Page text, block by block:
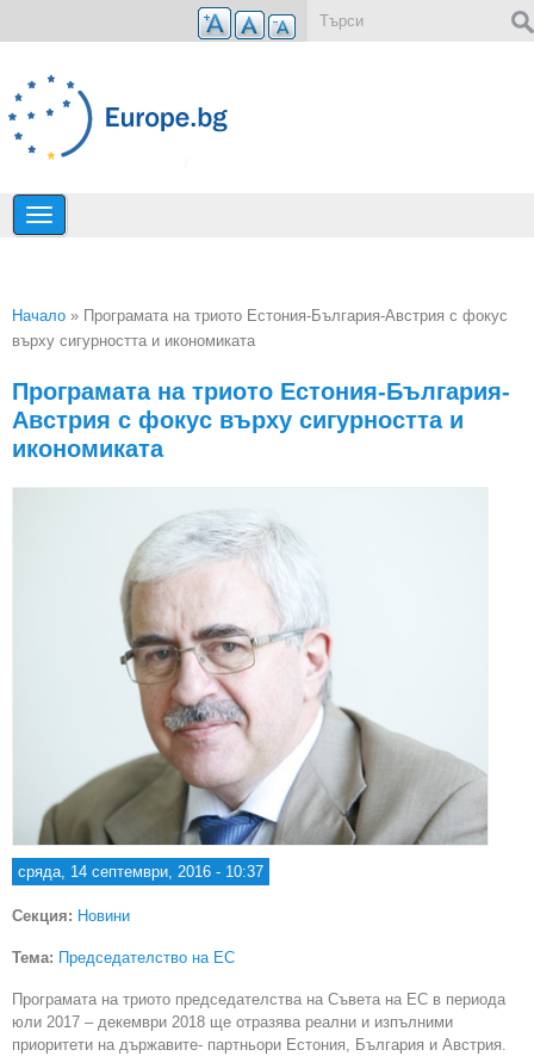
Премини към основното съдържание
Вие сте тук
Начало » Програмата на триото Естония-България-Австрия с фокус
върху сигурността и икономиката
Програмата на триото Естония-България-
Австрия с фокус върху сигурността и
икономиката
сряда, 14 септември, 2016 - 10:37
Секция: Новини
Тема: Председателство на ЕС
Програмата на триото председателства на Съвета на ЕС в периода
юли 2017 – декември 2018 ще отразява реални и изпълними
приоритети на държавите- партньори Естония, България и Австрия.